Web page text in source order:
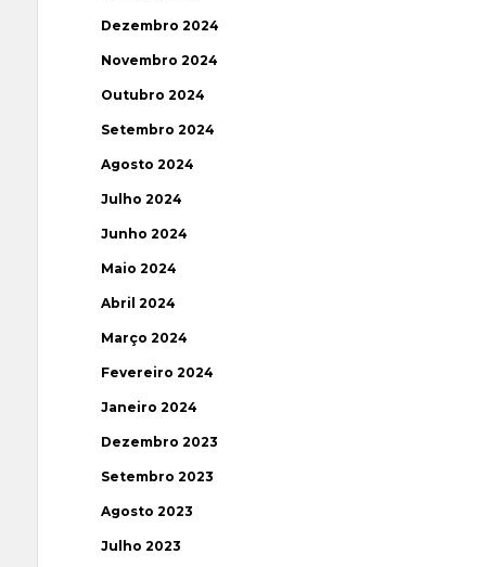
Dezembro 2024
Novembro 2024
Outubro 2024
Setembro 2024
Agosto 2024
Julho 2024
Junho 2024
Maio 2024
Abril 2024
Março 2024
Fevereiro 2024
Janeiro 2024
Dezembro 2023
Setembro 2023
Agosto 2023
Julho 2023